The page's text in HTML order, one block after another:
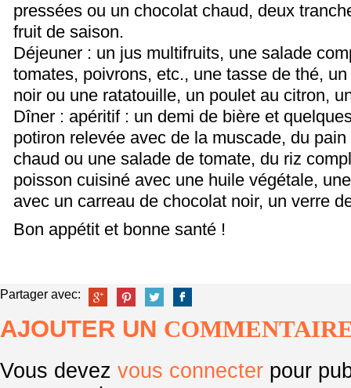
pressées ou un chocolat chaud, deux
fruit de saison.
Déjeuner : un jus multifruits, une salade
tomates, poivrons, etc., une tasse de thé, u
noir ou une ratatouille, un poulet au citron, u
Dîner : apéritif : un demi de bière et
potiron relevée avec de la muscade, du
chaud ou une salade de tomate, du riz
poisson cuisiné avec une huile végétale, u
avec un carreau de chocolat noir, un verre
Bon appétit et bonne santé !
Partager avec:
AJOUTER UN
Vous devez vous connecter pour